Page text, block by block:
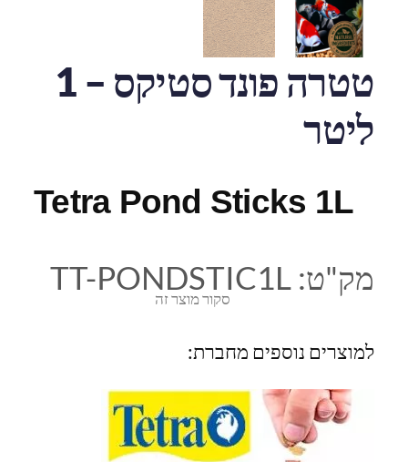
טטרה פונד סטיקס – 1
ליטר
Tetra Pond Sticks 1L
סקור מוצר זה
מק"ט: TT-PONDSTIC1L
למוצרים נוספים מחברת: